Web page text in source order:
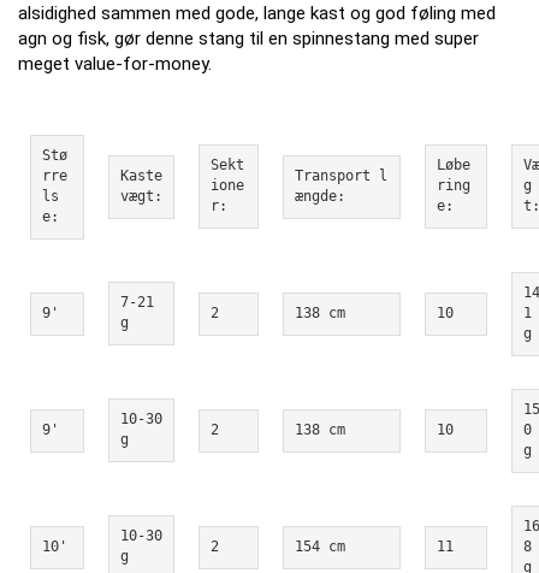
alsidighed sammen med gode, lange kast og god føling med
agn og fisk, gør denne stang til en spinnestang med super
meget value-for-money.
Stø
rre
ls
e:
Kaste
vægt:
Sekt
ione
r:
Transport l
ængde:
Løbe
ring
e:
Væ
g
t:
9'
7-21
g
2 138 cm 10
14
1
g
9'
10-30
g
2 138 cm 10
15
0
g
10'
10-30
g
2 154 cm 11
16
8
g